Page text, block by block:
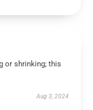
or shrinking; this
Aug 3, 2024